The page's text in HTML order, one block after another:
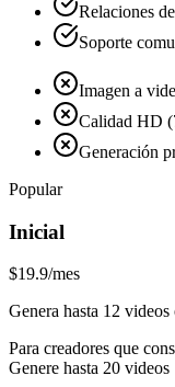
Relaciones
Soporte
Imagen a
Calidad HD
Generación
Popular
Inicial
$19.9/mes
Genera hasta 12
Para creadores que
Genere hasta 20 videos